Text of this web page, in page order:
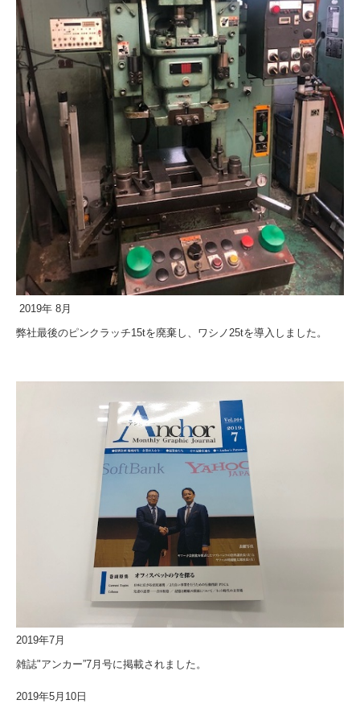
2019年 8月
弊社最後のピンクラッチ15tを廃棄し、ワシノ25tを導入しました。
2019年7月
雑誌"アンカー”7月号に掲載されました。
2019年5月10日